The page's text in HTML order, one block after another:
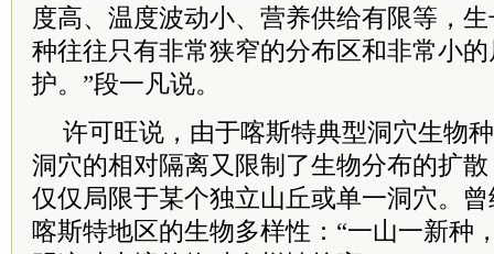
度高、温度波动小、营养供给有限等，
种往往只有非常狭窄的分布区和非常小
护。”段一凡说。
许可旺说，由于喀斯特典型洞穴生物
洞穴的相对隔离又限制了生物分布的扩
仅仅局限于某个独立山丘或单一洞穴。
喀斯特地区的生物多样性：“一山一新种